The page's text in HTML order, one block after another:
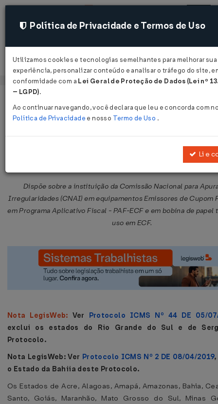
Acessar
Dispõe sobre a instituição da Comissão Nacional para
Irregularidades (CNAI) em equipamentos Emissores de Cupom
em Programa Aplicativo Fiscal - PAF-ECF e em bobina de papel
uso em ECF.
Nota LegisWeb: Ver Protocolo ICMS Nº 44 DE 05/
exclui os estados do Rio Grande do Sul e de
Protocolo.
Nota LegisWeb: Ver Protocolo ICMS Nº 2 DE 08/04/2019,
o Estado da Bahiia deste Protocolo.
Os Estados de Acre, Alagoas, Amapá, Amazonas, Bahia,
Santo, Goiás, Maranhão, Mato Grosso do Sul, Minas
Política de Privacidade e Termos de Uso
Utilizamos cookies e tecnologias semelhantes para melhorar sua
experiência, personalizar conteúdo e analisar o tráfego do site,
conformidade com a Lei Geral de Proteção de Dados (Lei nº
– LGPD).
Ao continuar navegando, você declara que leu e concorda com
Política de Privacidade e nosso Termo de Uso .
Li e